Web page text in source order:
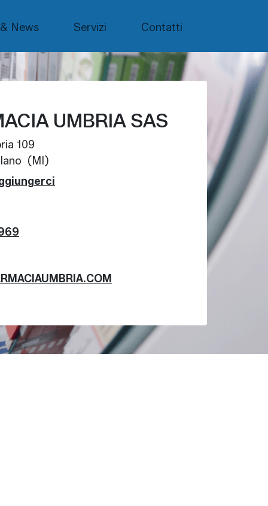
News Servizi Contatti
UMBRIA SAS
109
(MI)